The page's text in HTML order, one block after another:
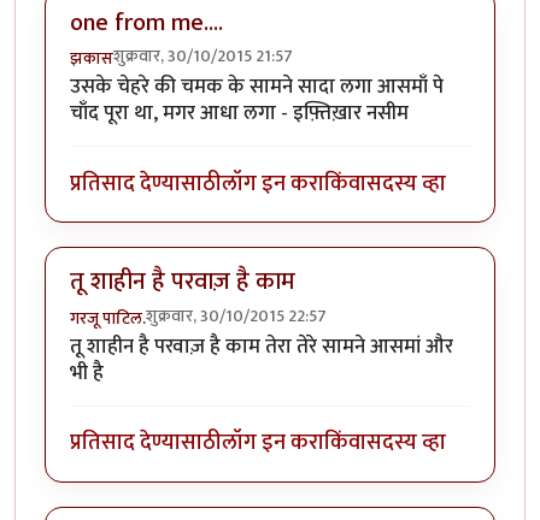
one from me....
झकासशुक्रवार, 30/10/2015 21:57
उसके चेहरे की चमक के सामने सादा लगा आसमाँ पे
चाँद पूरा था, मगर आधा लगा - इफ़्तिख़ार नसीम
प्रतिसाद देण्यासाठीलॉग इन कराकिंवासदस्य व्हा
तू शाहीन है परवाज़ है काम
गरजू पाटिल.शुक्रवार, 30/10/2015 22:57
तू शाहीन है परवाज़ है काम तेरा तेरे सामने आसमां और
भी है
प्रतिसाद देण्यासाठीलॉग इन कराकिंवासदस्य व्हा